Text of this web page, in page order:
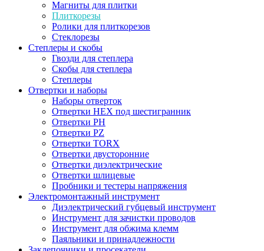
Магниты для плитки
Плиткорезы
Ролики для плиткорезов
Стеклорезы
Степлеры и скобы
Гвозди для степлера
Скобы для степлера
Степлеры
Отвертки и наборы
Наборы отверток
Отвертки HEX под шестигранник
Отвертки PH
Отвертки PZ
Отвертки TORX
Отвертки двусторонние
Отвертки диэлектрические
Отвертки шлицевые
Пробники и тестеры напряжения
Электромонтажный инструмент
Диэлектрический губцевый инструмент
Инструмент для зачистки проводов
Инструмент для обжима клемм
Паяльники и принадлежности